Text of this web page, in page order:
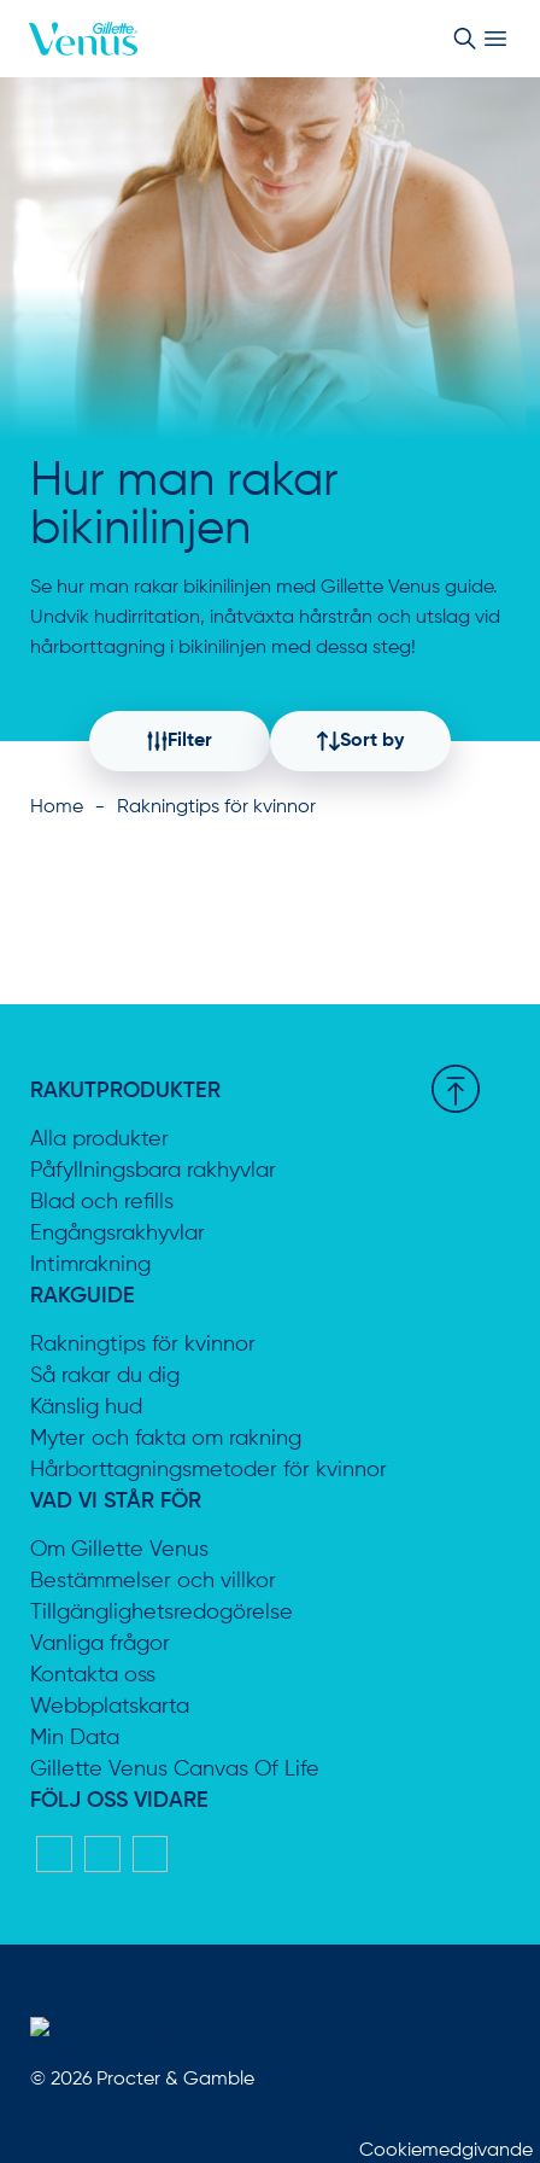
Hur man rakar
bikinilinjen
Se hur man rakar bikinilinjen med Gillette Venus guide.
Undvik hudirritation, inåtväxta hårstrån och utslag vid
hårborttagning i bikinilinjen med dessa steg!
Home Rakningtips för kvinnor
Filter Sort by
RAKUTPRODUKTER
Alla produkter
Påfyllningsbara rakhyvlar
Blad och refills
Engångsrakhyvlar
Intimrakning
RAKGUIDE
Rakningtips för kvinnor
Så rakar du dig
Känslig hud
Myter och fakta om rakning
Hårborttagningsmetoder för kvinnor
VAD VI STÅR FÖR
Om Gillette Venus
Bestämmelser och villkor
Tillgänglighetsredogörelse
Vanliga frågor
Kontakta oss
Webbplatskarta
Min Data
Gillette Venus Canvas Of Life
FÖLJ OSS VIDARE
© 2026 Procter & Gamble
Cookiemedgivande